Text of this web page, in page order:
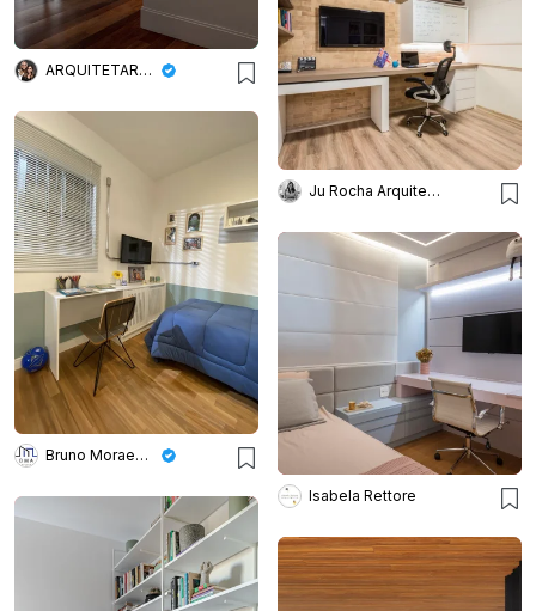
ARQUITETARE POR ELAINE ZANON & CLAUDIA MACHADO
Ju Rocha Arquitetura | Interiores
Bruno Moraes Arquitetura
Isabela Rettore